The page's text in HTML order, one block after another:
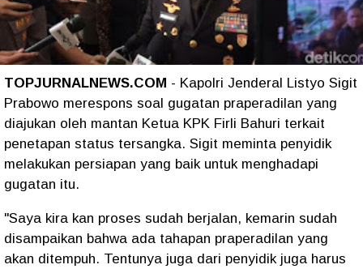
TOPJURNALNEWS.COM - Kapolri Jenderal Listyo Sigit
Prabowo merespons soal gugatan praperadilan yang
diajukan oleh mantan Ketua KPK Firli Bahuri terkait
penetapan status tersangka. Sigit meminta penyidik
melakukan persiapan yang baik untuk menghadapi
gugatan itu.
"Saya kira kan proses sudah berjalan, kemarin sudah
disampaikan bahwa ada tahapan praperadilan yang
akan ditempuh. Tentunya juga dari penyidik juga harus